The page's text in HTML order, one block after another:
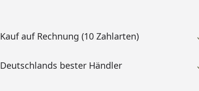
Kauf auf Rechnung (10 Zahlarten)
Deutschlands bester Händler